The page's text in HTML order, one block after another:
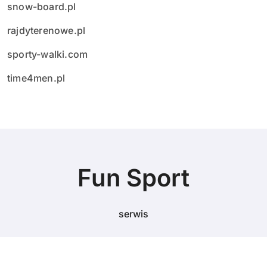
snow-board.pl
rajdyterenowe.pl
sporty-walki.com
time4men.pl
Fun Sport
serwis